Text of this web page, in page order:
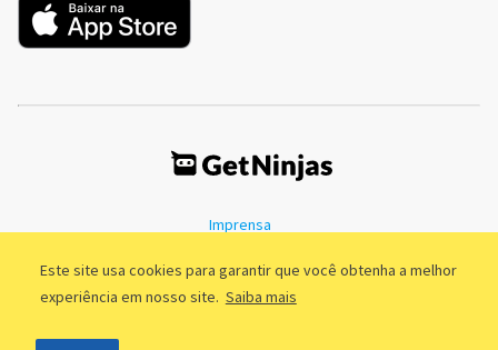
Este site usa cookies para garantir que você obtenha a melhor
experiência em nosso site. Saiba mais
Imprensa
Política de Privacidade